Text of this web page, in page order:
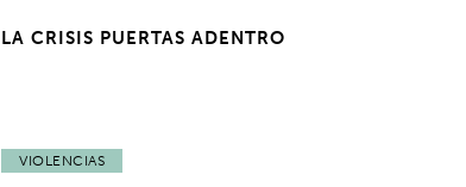
LA CRISIS PUERTAS ADENTRO
VIOLENCIAS